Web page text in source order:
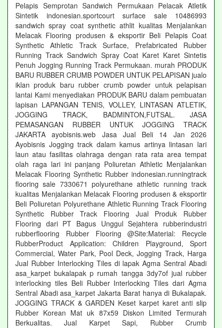
Pelapis Semprotan Sandwich Permukaan Pelacak Atletik
Sintetik indonesian.sportcourt surface sale 10486993
sandwich spray coat synthetic athlit kualitas Menjalankan
Melacak Flooring produsen & eksportir Beli Pelapis Coat
Synthetic Athletic Track Surface, Prefabricated Rubber
Running Track Sandwich Spray Coat Karet Karet Sintetis
Penuh Jogging Running Track Permukaan. murah PRODUK
BARU RUBBER CRUMB POWDER UNTUK PELAPISAN jualo
iklan produk baru rubber crumb powder untuk pelapisan
lantai Kami menyediakan PRODUK BARU dalam pembuatan
lapisan LAPANGAN TENIS, VOLLEY, LINTASAN ATLETIK,
JOGGING TRACK, BADMINTON,FUTSAL. JASA
PEMASANGAN RUBBER UNTUK JOGGING TRACK
JAKARTA ayobisnis.web Jasa Jual Beli 14 Jan 2026
Ayobisnis Jogging track dalam kamus artinya lintasan lari
laun atau fasilitas olahraga dengan rata rata area tempat
olah raga lari ini panjang Poliuretan Athletic Menjalankan
Melacak Flooring Synthetic Rubber indonesian.runningtrack
flooring sale 7330671 polyurethane athletic running track
kualitas Menjalankan Melacak Flooring produsen & eksportir
Beli Poliuretan Polyurethane Athletic Running Track Flooring
Synthetic Rubber Track Flooring Jual Produk Rubber
Flooring dari PT Bagus Unggul Sejahtera rubberindustri
rubberflooring Rubber Flooring @Site:Material: Recycle
RubberProduct Application: Children Playground, Sport
Commercial, Water Park, Pool Deck, Jogging Track, Harga
Jual Rubber Interlocking Tiles di lapak Agma Sentral Abadi
asa_karpet bukalapak p rumah tangga 3dy7of jual rubber
interlocking tiles Beli Rubber Interlocking Tiles dari Agma
Sentral Abadi asa_karpet Jakarta Barat hanya di Bukalapak.
JOGGING TRACK & GARDEN Keset karpet karet anti slip
Rubber Korean Mat uk 87x59 Diskon Limited Termurah
Berkualitas. Jual Karpet Sapi, Rubber Crumb